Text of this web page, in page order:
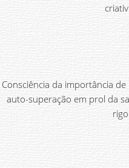
Consciência da importância
auto-superação em prol da